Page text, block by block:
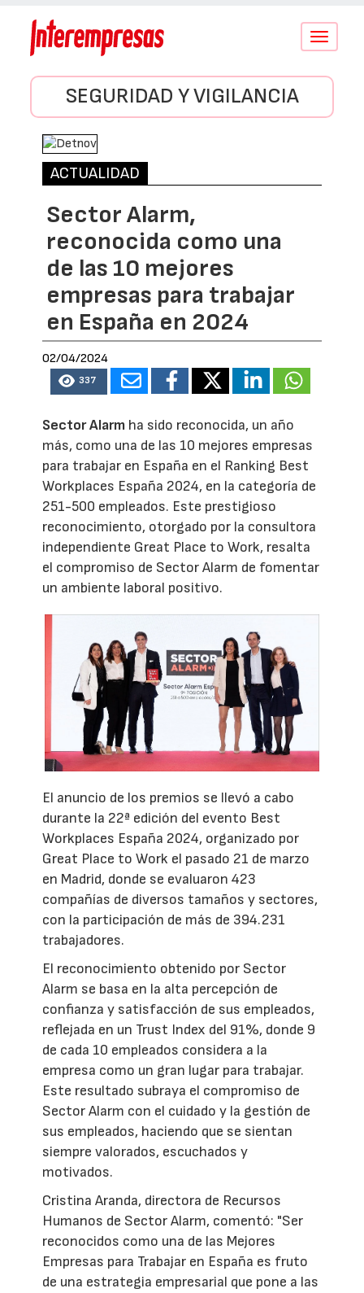
Conmutar
SEGURIDAD Y VIGILANCIA
ACTUALIDAD
Sector Alarm,
reconocida como una
de las 10 mejores
empresas para trabajar
en España en 2024
02/04/2024
337
Sector Alarm ha sido reconocida, un año
más, como una de las 10 mejores empresas
para trabajar en España en el Ranking Best
Workplaces España 2024, en la categoría de
251-500 empleados. Este prestigioso
reconocimiento, otorgado por la consultora
independiente Great Place to Work, resalta
el compromiso de Sector Alarm de fomentar
un ambiente laboral positivo.
El anuncio de los premios se llevó a cabo
durante la 22ª edición del evento Best
Workplaces España 2024, organizado por
Great Place to Work el pasado 21 de marzo
en Madrid, donde se evaluaron 423
compañías de diversos tamaños y sectores,
con la participación de más de 394.231
trabajadores.
El reconocimiento obtenido por Sector
Alarm se basa en la alta percepción de
confianza y satisfacción de sus empleados,
reflejada en un Trust Index del 91%, donde 9
de cada 10 empleados considera a la
empresa como un gran lugar para trabajar.
Este resultado subraya el compromiso de
Sector Alarm con el cuidado y la gestión de
sus empleados, haciendo que se sientan
siempre valorados, escuchados y
motivados.
Cristina Aranda, directora de Recursos
Humanos de Sector Alarm, comentó: "Ser
reconocidos como una de las Mejores
Empresas para Trabajar en España es fruto
de una estrategia empresarial que pone a las